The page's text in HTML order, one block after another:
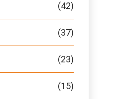
(42)
(37)
(23)
(15)